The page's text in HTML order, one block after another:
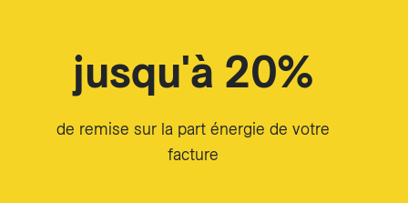
jusqu'à 20%
de remise sur la part énergie de votre
facture